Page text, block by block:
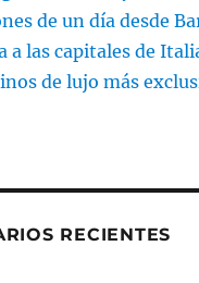
de un día desde
a las capitales de
de lujo más
RECIENTES